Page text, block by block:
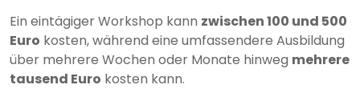
Ein eintägiger Workshop kann zwischen 100 und 500
Euro kosten, während eine umfassendere Ausbildung
über mehrere Wochen oder Monate hinweg mehrere
tausend Euro kosten kann.